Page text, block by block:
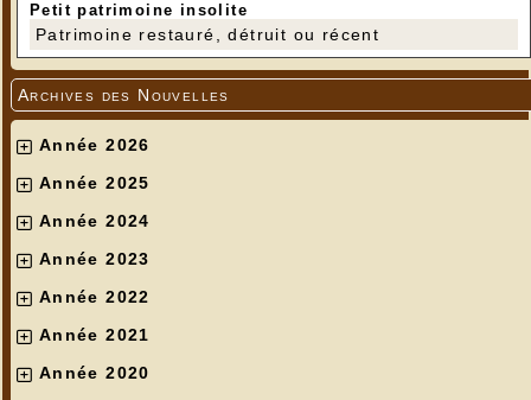
Petit patrimoine insolite
Patrimoine restauré, détruit ou récent
Archives des Nouvelles
Année 2026
Année 2025
Année 2024
Année 2023
Année 2022
Année 2021
Année 2020